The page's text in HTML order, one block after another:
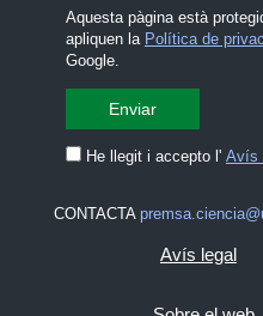
Aquesta pàgina està
apliquen la Política de
Google.
He llegit i accepto l' Avís
CONTACTA
Avís legal